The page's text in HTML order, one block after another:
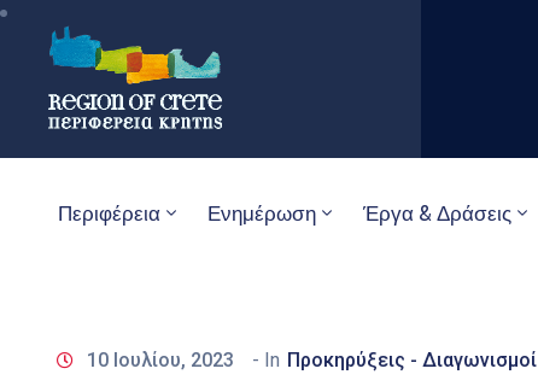
Περιφέρεια Ενημέρωση Έργα & Δράσεις
10 Ιουλίου, 2023 - In Προκηρύξεις - Διαγωνισμοί